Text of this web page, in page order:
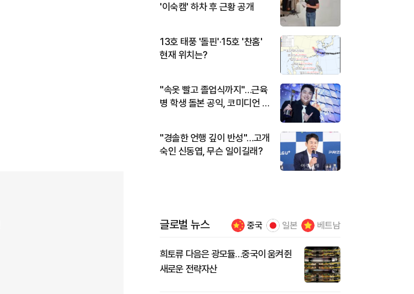
'이숙캠' 하차 후 근황 공개
13호 태풍 '돌핀'·15호 '찬홈'
현재 위치는?
"속옷 빨고 졸업식까지"…근육
병 학생 돌본 공익, 코미디언 김
"경솔한 언행 깊이 반성"…고개
숙인 신동엽, 무슨 일이길래?
글로벌 뉴스 중국 일본 베트남
희토류 다음은 광모듈…중국이 움켜쥔
새로운 전략자산